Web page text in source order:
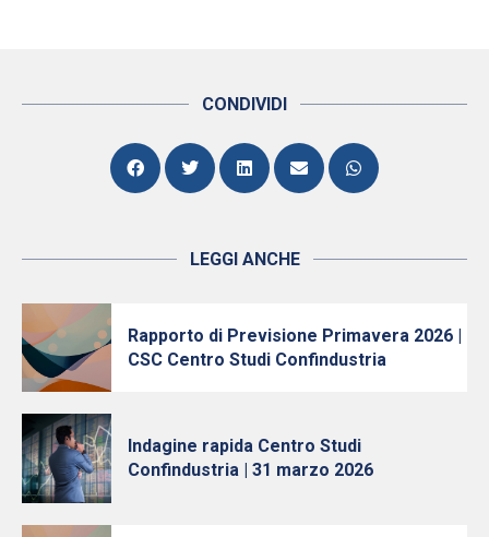
CONDIVIDI
LEGGI ANCHE
Rapporto di Previsione Primavera 2026 |
CSC Centro Studi Confindustria
Indagine rapida Centro Studi
Confindustria | 31 marzo 2026